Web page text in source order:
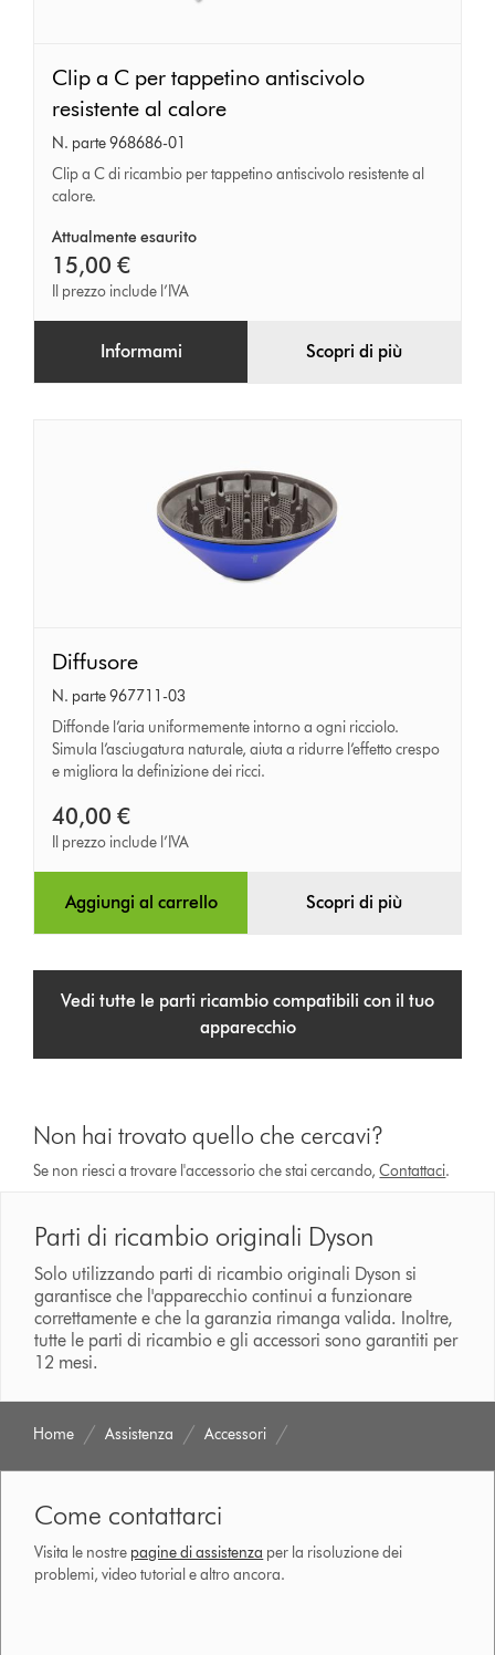
a
C
per
tappetino
resistente
al
calore
Clip a C per tappetino antiscivolo
resistente al calore
N. parte 968686-01
Clip a C di ricambio per tappetino antiscivolo resistente al
calore.
Attualmente esaurito
15,00 €
Il prezzo include l’IVA
Informami Scopri di più
Diffusore
N. parte 967711-03
Diffonde l’aria uniformemente intorno a ogni ricciolo.
Simula l’asciugatura naturale, aiuta a ridurre l’effetto crespo
e migliora la definizione dei ricci.
40,00 €
Il prezzo include l’IVA
Aggiungi al carrello Scopri di più
Vedi tutte le parti ricambio compatibili con il tuo
apparecchio
Non hai trovato quello che cercavi?
Se non riesci a trovare l'accessorio che stai cercando,Contattaci.
Parti di ricambio originali Dyson
Solo utilizzando parti di ricambio originali Dyson si
garantisce che l'apparecchio continui a funzionare
correttamente e che la garanzia rimanga valida. Inoltre,
tutte le parti di ricambio e gli accessori sono garantiti per
12 mesi.
Home Assistenza Accessori
Come contattarci
Visita le nostre pagine di assistenza per la risoluzione dei
problemi, video tutorial e altro ancora.